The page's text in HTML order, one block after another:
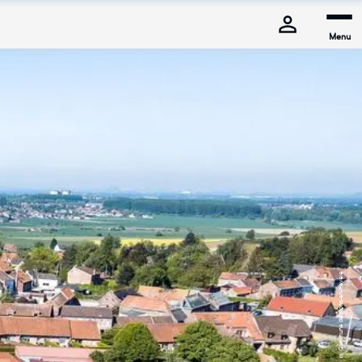
Menu
© Commune de Mons-en-Pévèle